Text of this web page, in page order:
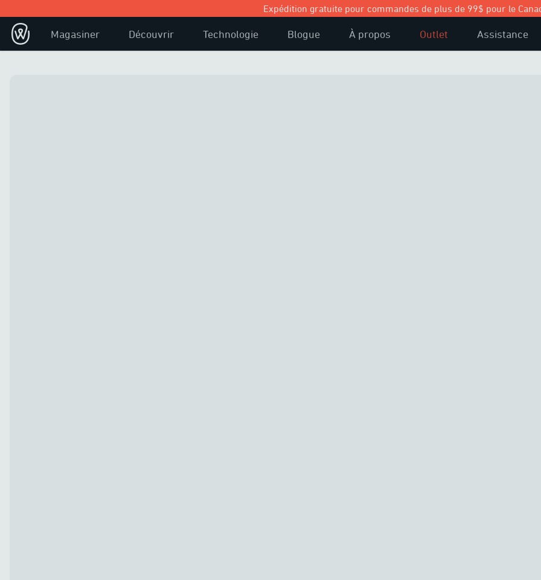
Expédition gratuite pour commandes de plus de 99$ pour le
Magasiner Découvrir Technologie Blogue À propos Outlet Assistance